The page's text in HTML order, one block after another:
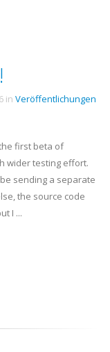
in Veröffentlichungen
first beta of
wider testing effort.
sending a separate
the source code
I ...